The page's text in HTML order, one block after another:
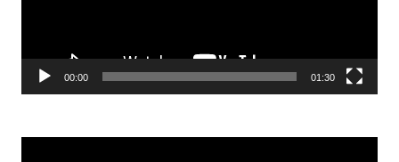
00:00 01:30
Odtwarzacz